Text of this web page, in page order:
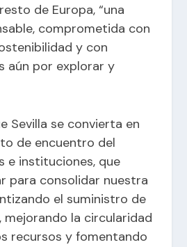
de Europa, “una
comprometida con
y con
aún por explorar y
Sevilla se convierta en
de encuentro del
e instituciones, que
para consolidar nuestra
el suministro de
mejorando la circularidad
recursos y fomentando